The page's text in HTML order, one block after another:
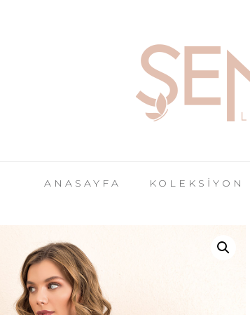
ANASAYFA KOLEKSİYON